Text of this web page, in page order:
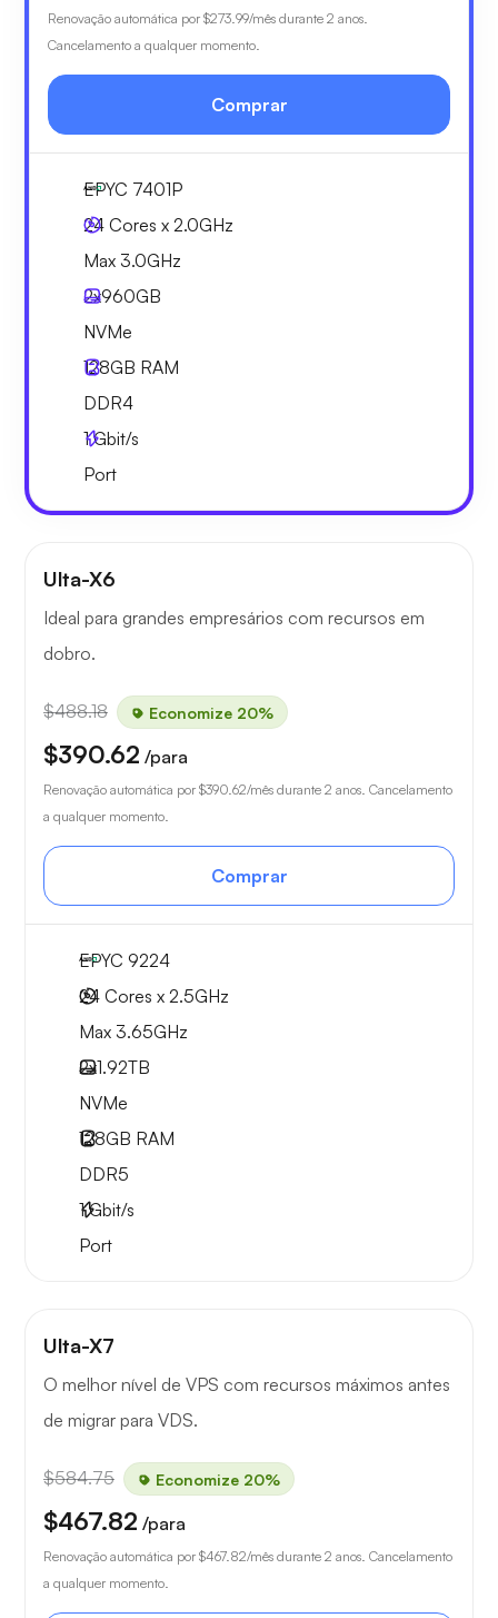
Renovação automática por $273.99/mês durante 2 anos.
Cancelamento a qualquer momento.
Comprar
EPYC 7401P
24 Cores x 2.0GHz
Max 3.0GHz
2x960GB
NVMe
128GB RAM
DDR4
1Gbit/s
Port
Ulta-X6
Ideal para grandes empresários com recursos em
dobro.
$488.18 Economize 20%
$390.62 /para
Renovação automática por $390.62/mês durante 2 anos. Cancelamento
a qualquer momento.
Comprar
EPYC 9224
24 Cores x 2.5GHz
Max 3.65GHz
2x1.92TB
NVMe
128GB RAM
DDR5
1Gbit/s
Port
Ulta-X7
O melhor nível de VPS com recursos máximos antes
de migrar para VDS.
$584.75 Economize 20%
$467.82 /para
Renovação automática por $467.82/mês durante 2 anos. Cancelamento
a qualquer momento.